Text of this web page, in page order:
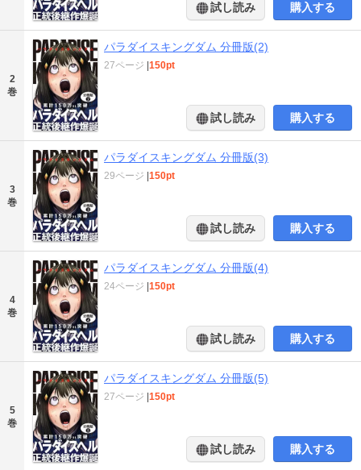
試し読み 購入する
2
巻
パラダイスキングダム 分冊版(2)
27ページ |150pt
試し読み 購入する
3
巻
パラダイスキングダム 分冊版(3)
29ページ |150pt
試し読み 購入する
4
巻
パラダイスキングダム 分冊版(4)
24ページ |150pt
試し読み 購入する
5
巻
パラダイスキングダム 分冊版(5)
27ページ |150pt
試し読み 購入する